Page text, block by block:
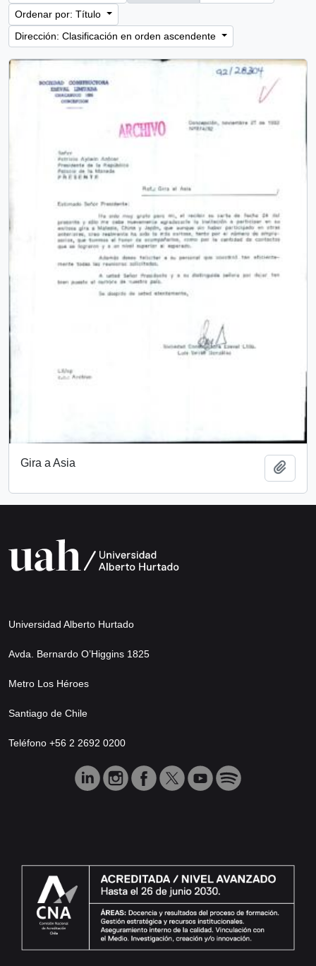
Ordenar por: Título
Dirección: Clasificación en orden ascendente
Gira a Asia
Universidad Alberto Hurtado
Avda. Bernardo O’Higgins 1825
Metro Los Héroes
Santiago de Chile
Teléfono +56 2 2692 0200